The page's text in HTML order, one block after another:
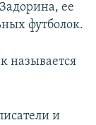
ее
футболок.
называется
и